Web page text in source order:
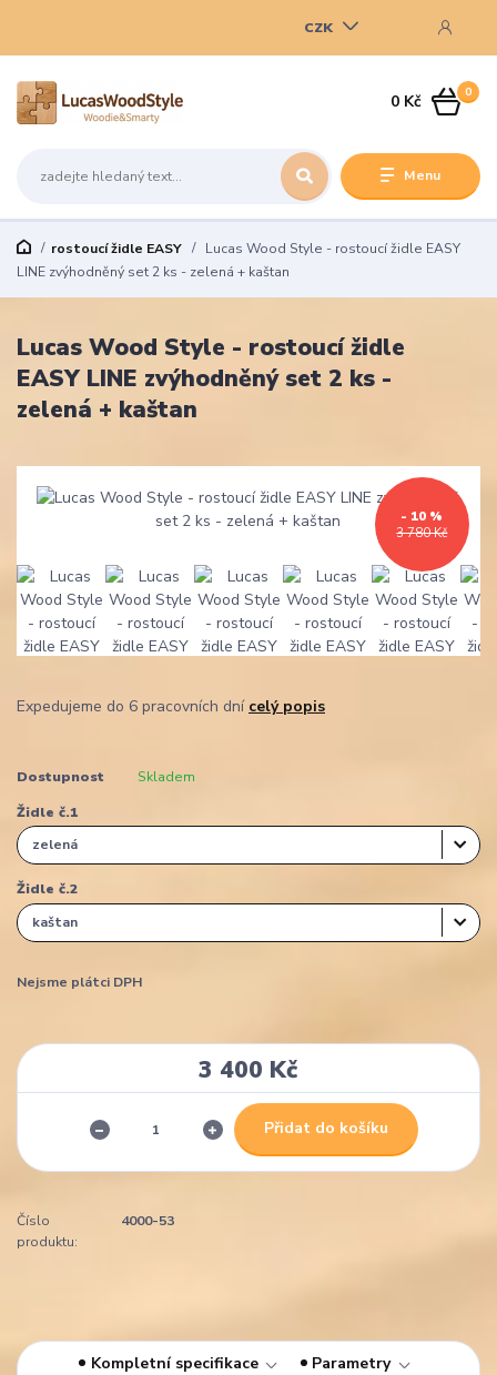
Menu
CZK
0
0 Kč
rostoucí židle EASY
Lucas Wood Style - rostoucí židle EASY
LINE zvýhodněný set 2 ks - zelená + kaštan
Lucas Wood Style - rostoucí židle
EASY LINE zvýhodněný set 2 ks -
zelená + kaštan
3 780 Kč
- 10 %
Expedujeme do 6 pracovních dní celý popis
Dostupnost Skladem
Židle č.1
Židle č.2
Nejsme plátci DPH
3 400 Kč
Přidat do košíku
Číslo
produktu:
4000-53
Kompletní specifikace
Parametry